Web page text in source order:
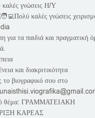
γνώσεις Η/Υ
Πολύ καλές γνώσεις
για τα παιδιά και πραγματική
και διακριτικότητα
το βιογραφικό σου στο
θέμα: ΓΡΑΜΜΑΤΕΙΑΚΗ
ΚΑΡΕΑΣ